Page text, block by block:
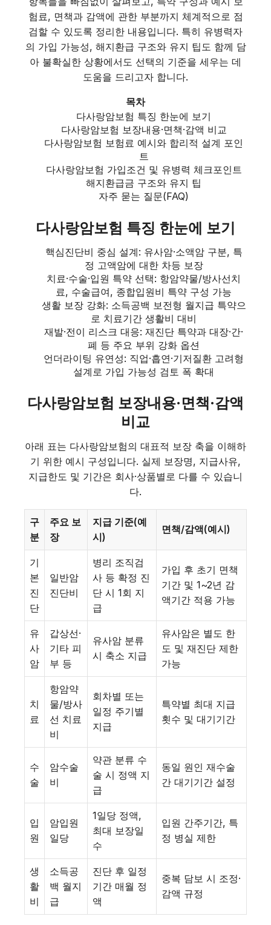
험료, 면책과 감액에 관한 부분까지 체계적으로 점
검할 수 있도록 정리한 내용입니다. 특히 유병력자
의 가입 가능성, 해지환급 구조와 유지 팁도 함께 담
아 불확실한 상황에서도 선택의 기준을 세우는 데
도움을 드리고자 합니다.
목차
다사랑암보험 특징 한눈에 보기
다사랑암보험 보장내용·면책·감액 비교
다사랑암보험 보험료 예시와 합리적 설계 포인
트
다사랑암보험 가입조건 및 유병력 체크포인트
해지환급금 구조와 유지 팁
자주 묻는 질문(FAQ)
다사랑암보험 특징 한눈에 보기
핵심진단비 중심 설계: 유사암·소액암 구분, 특
정 고액암에 대한 차등 보장
치료·수술·입원 특약 선택: 항암약물/방사선치
료, 수술급여, 종합입원비 특약 구성 가능
생활 보장 강화: 소득공백 보전형 월지급 특약으
로 치료기간 생활비 대비
재발·전이 리스크 대응: 재진단 특약과 대장·간·
폐 등 주요 부위 강화 옵션
언더라이팅 유연성: 직업·흡연·기저질환 고려형
설계로 가입 가능성 검토 폭 확대
다사랑암보험 보장내용·면책·감액
비교
아래 표는 다사랑암보험의 대표적 보장 축을 이해하
기 위한 예시 구성입니다. 실제 보장명, 지급사유,
지급한도 및 기간은 회사·상품별로 다를 수 있습니
다.
구
분
주요 보
장
지급 기준(예
시)
면책/감액(예시)
기
본
진
단
일반암
진단비
병리 조직검
사 등 확정 진
단 시 1회 지
급
가입 후 초기 면책
기간 및 1~2년 감
액기간 적용 가능
유
사
암
갑상선·
기타 피
부 등
유사암 분류
시 축소 지급
유사암은 별도 한
도 및 재진단 제한
가능
치
료
항암약
물/방사
선 치료
비
회차별 또는
일정 주기별
지급
특약별 최대 지급
횟수 및 대기기간
수
술
암수술
비
약관 분류 수
술 시 정액 지
급
동일 원인 재수술
간 대기기간 설정
입
원
암입원
일당
1일당 정액,
최대 보장일
수
입원 간주기간, 특
정 병실 제한
생
활
비
소득공
백 월지
급
진단 후 일정
기간 매월 정
액
중복 담보 시 조정·
감액 규정